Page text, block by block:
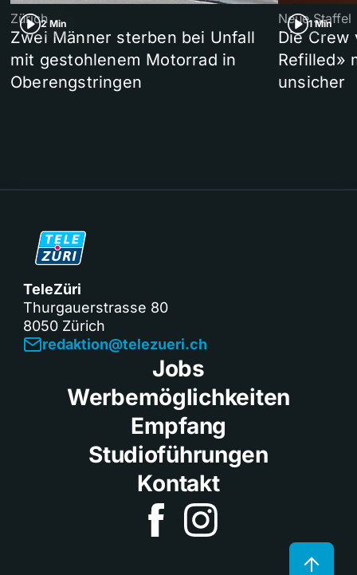
2 Min
Zürich
Zwei Männer sterben bei Unfall
mit gestohlenem Motorrad in
Oberengstringen
1 Min
Neue Staffel
Die Crew
Refilled»
unsicher
TeleZüri
Thurgauerstrasse 80
8050 Zürich
redaktion@telezueri.ch
Jobs
Werbemöglichkeiten
Empfang
Studioführungen
Kontakt